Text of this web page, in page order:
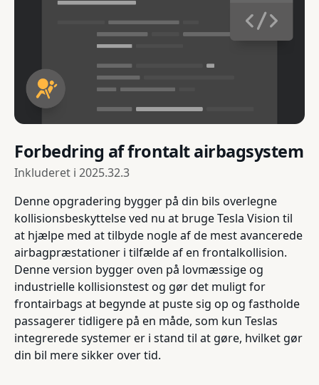
Forbedring af frontalt airbagsystem
Inkluderet i 2025.32.3
Denne opgradering bygger på din bils overlegne
kollisionsbeskyttelse ved nu at bruge Tesla Vision til
at hjælpe med at tilbyde nogle af de mest avancerede
airbagpræstationer i tilfælde af en frontalkollision.
Denne version bygger oven på lovmæssige og
industrielle kollisionstest og gør det muligt for
frontairbags at begynde at puste sig op og fastholde
passagerer tidligere på en måde, som kun Teslas
integrerede systemer er i stand til at gøre, hvilket gør
din bil mere sikker over tid.